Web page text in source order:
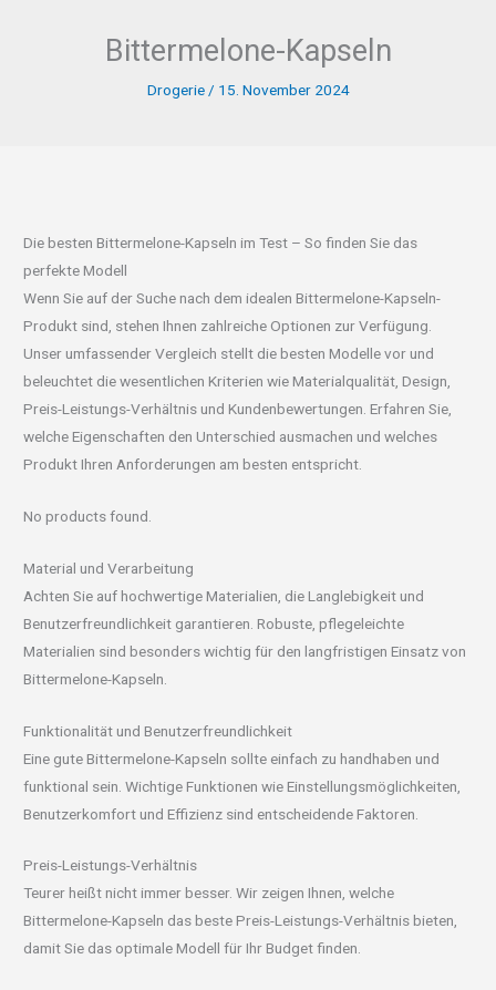
Bittermelone-Kapseln
Drogerie/ 15. November 2024
Die besten Bittermelone-Kapseln im Test – So finden Sie das
perfekte Modell
Wenn Sie auf der Suche nach dem idealen Bittermelone-Kapseln-
Produkt sind, stehen Ihnen zahlreiche Optionen zur Verfügung.
Unser umfassender Vergleich stellt die besten Modelle vor und
beleuchtet die wesentlichen Kriterien wie Materialqualität, Design,
Preis-Leistungs-Verhältnis und Kundenbewertungen. Erfahren Sie,
welche Eigenschaften den Unterschied ausmachen und welches
Produkt Ihren Anforderungen am besten entspricht.
No products found.
Material und Verarbeitung
Achten Sie auf hochwertige Materialien, die Langlebigkeit und
Benutzerfreundlichkeit garantieren. Robuste, pflegeleichte
Materialien sind besonders wichtig für den langfristigen Einsatz von
Bittermelone-Kapseln.
Funktionalität und Benutzerfreundlichkeit
Eine gute Bittermelone-Kapseln sollte einfach zu handhaben und
funktional sein. Wichtige Funktionen wie Einstellungsmöglichkeiten,
Benutzerkomfort und Effizienz sind entscheidende Faktoren.
Preis-Leistungs-Verhältnis
Teurer heißt nicht immer besser. Wir zeigen Ihnen, welche
Bittermelone-Kapseln das beste Preis-Leistungs-Verhältnis bieten,
damit Sie das optimale Modell für Ihr Budget finden.